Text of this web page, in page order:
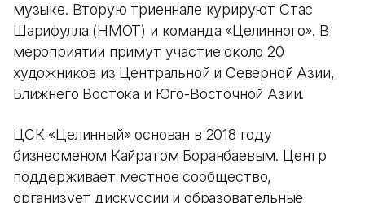
музыке. Вторую триеннале курируют Стас
Шарифулла (HMOT) и команда «Целинного». В
мероприятии примут участие около 20
художников из Центральной и Северной Азии,
Ближнего Востока и Юго-Восточной Азии.
ЦСК «Целинный» основан в 2018 году
бизнесменом Кайратом Боранбаевым. Центр
поддерживает местное сообщество,
организует дискуссии и образовательные